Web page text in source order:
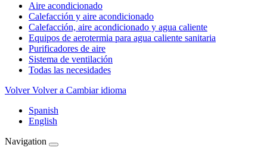
Aire acondicionado
Calefacción y aire acondicionado
Calefacción, aire acondicionado y agua caliente
Equipos de aerotermia para agua caliente sanitaria
Purificadores de aire
Sistema de ventilación
Todas las necesidades
Volver Volver a Cambiar idioma
Spanish
English
Navigation